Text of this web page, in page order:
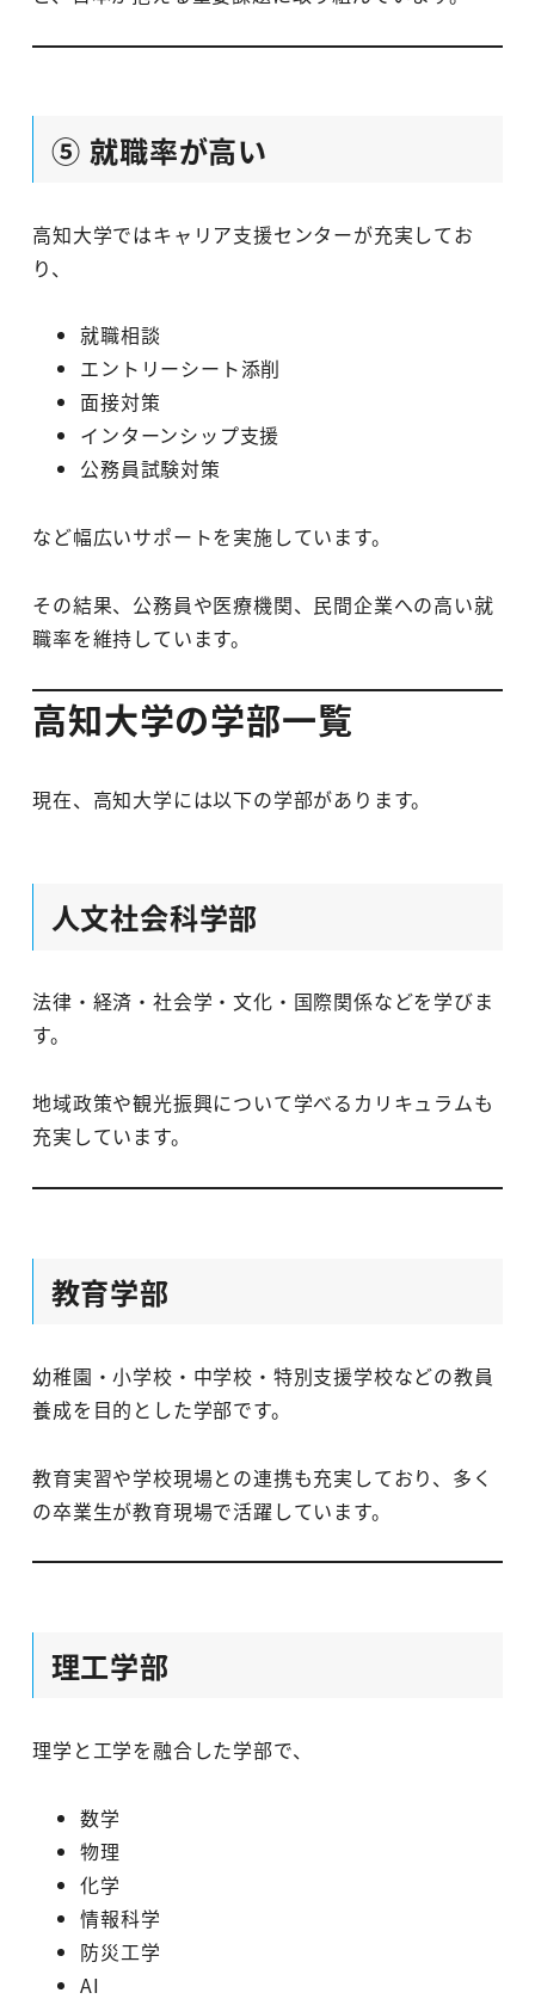
⑤ 就職率が高い
高知大学ではキャリア支援センターが充実してお
り、
就職相談
エントリーシート添削
面接対策
インターンシップ支援
公務員試験対策
など幅広いサポートを実施しています。
その結果、公務員や医療機関、民間企業への高い就
職率を維持しています。
高知大学の学部一覧
現在、高知大学には以下の学部があります。
人文社会科学部
法律・経済・社会学・文化・国際関係などを学びま
す。
地域政策や観光振興について学べるカリキュラムも
充実しています。
教育学部
幼稚園・小学校・中学校・特別支援学校などの教員
養成を目的とした学部です。
教育実習や学校現場との連携も充実しており、多く
の卒業生が教育現場で活躍しています。
理工学部
理学と工学を融合した学部で、
数学
物理
化学
情報科学
防災工学
AI